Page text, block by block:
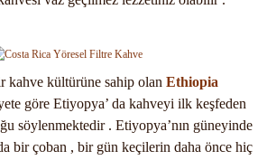
kahve kültürüne sahip olan Ethiopia
göre Etiyopya’ da kahveyi ilk keşfeden
söylenmektedir . Etiyopya’nın güneyinde
bir çoban , bir gün keçilerin daha önce hiç